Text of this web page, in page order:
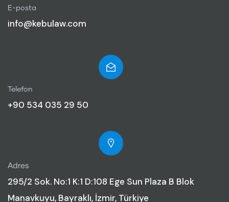
E-posta
info@kebulaw.com
Telefon
+90 534 035 29 50
Adres
295/2 Sok. No:1 K:1 D:108 Ege Sun Plaza B Blok
Manavkuyu, Bayraklı, İzmir, Türkiye